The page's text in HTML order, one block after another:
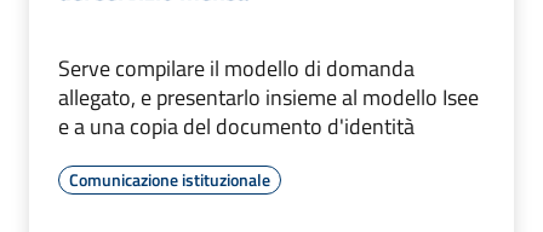
Serve compilare il modello di domanda
allegato, e presentarlo insieme al modello Isee
e a una copia del documento d'identità
Comunicazione istituzionale